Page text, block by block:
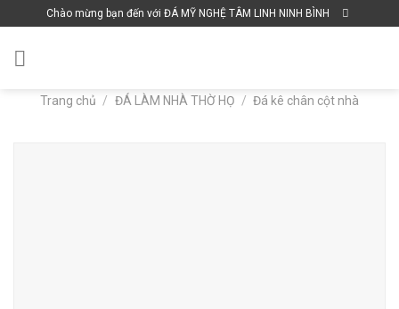
to
content
Chào mừng bạn đến với ĐÁ MỸ NGHỆ TÂM LINH NINH BÌNH
Trang chủ / ĐÁ LÀM NHÀ THỜ HỌ / Đá kê chân cột nhà